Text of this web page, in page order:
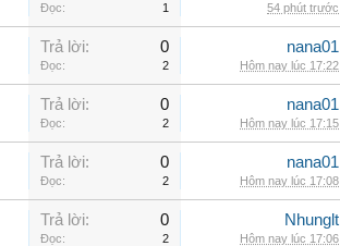
Đọc: 1 54 phút trước
Trả lời: 0
Đọc: 2
nana01
Hôm nay lúc 17:22
Trả lời: 0
Đọc: 2
nana01
Hôm nay lúc 17:15
Trả lời: 0
Đọc: 2
nana01
Hôm nay lúc 17:08
Trả lời: 0
Đọc: 2
Nhunglt
Hôm nay lúc 17:06